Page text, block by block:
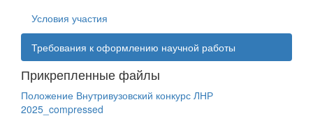
Условия участия
Требования к оформлению научной работы
Прикрепленные файлы
Положение Внутривузовский конкурс ЛНР
2025_compressed